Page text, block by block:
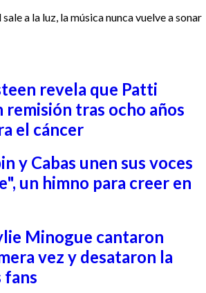
a la luz, la música nunca vuelve a sonar
revela que Patti
remisión tras ocho años
el cáncer
y Cabas unen sus voces
un himno para creer en
Minogue cantaron
vez y desataron la
fans